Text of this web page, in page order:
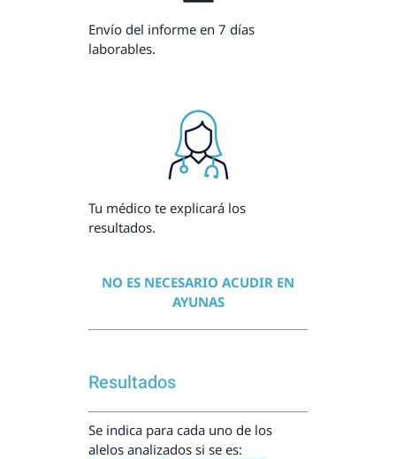
Envío del informe en 7 días
laborables.
Tu médico te explicará los
resultados.
NO ES NECESARIO ACUDIR EN
AYUNAS
Resultados
Se indica para cada uno de los
alelos analizados si se es: